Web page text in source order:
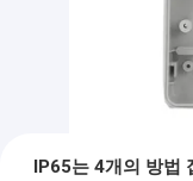
IP65는 4개의 방법